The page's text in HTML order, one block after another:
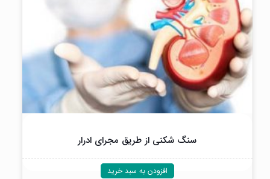
سنگ شکنی از طریق مجرای ادرار
افزودن به سبد خرید